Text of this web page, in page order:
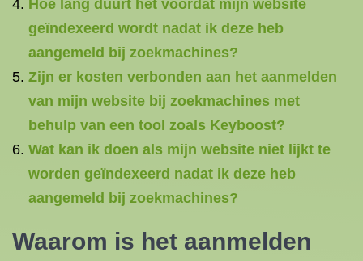
Hoe lang duurt het voordat mijn website
geïndexeerd wordt nadat ik deze heb
aangemeld bij zoekmachines?
Zijn er kosten verbonden aan het aanmelden
van mijn website bij zoekmachines met
behulp van een tool zoals Keyboost?
Wat kan ik doen als mijn website niet lijkt te
worden geïndexeerd nadat ik deze heb
aangemeld bij zoekmachines?
Waarom is het aanmelden